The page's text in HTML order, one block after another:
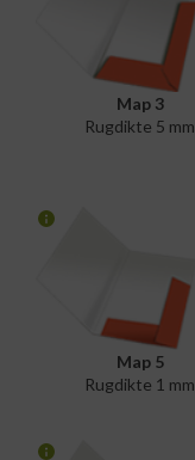
Map 3
Rugdikte 5 mm
Map 5
Rugdikte 1 mm